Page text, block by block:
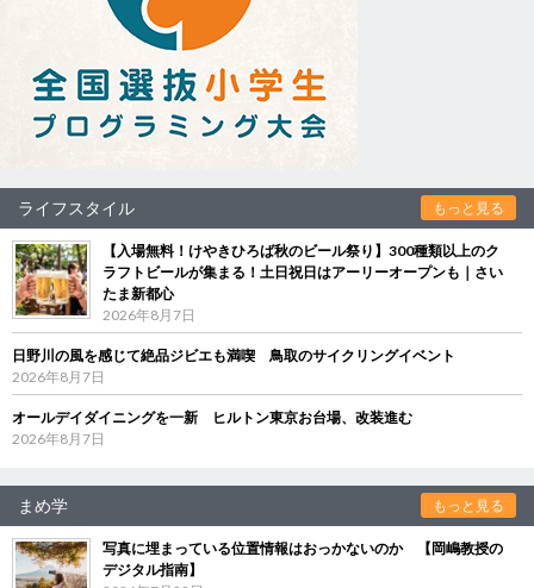
ライフスタイル もっと見る
【入場無料！けやきひろば秋のビール祭り】300種類以上のク
ラフトビールが集まる！土日祝日はアーリーオープンも｜さい
たま新都心
2026年8月7日
日野川の風を感じて絶品ジビエも満喫 鳥取のサイクリングイベント
2026年8月7日
オールデイダイニングを一新 ヒルトン東京お台場、改装進む
2026年8月7日
まめ学 もっと見る
写真に埋まっている位置情報はおっかないのか 【岡嶋教授の
デジタル指南】